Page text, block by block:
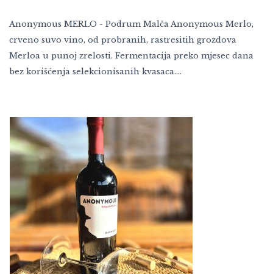
Anonymous MERLO - Podrum Malča Anonymous Merlo,
crveno suvo vino, od probranih, rastresitih grozdova
Merloa u punoj zrelosti. Fermentacija preko mjesec dana
bez korišćenja selekcionisanih kvasaca.…